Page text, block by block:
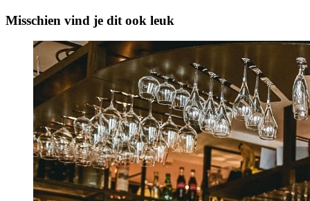
Misschien vind je dit ook leuk